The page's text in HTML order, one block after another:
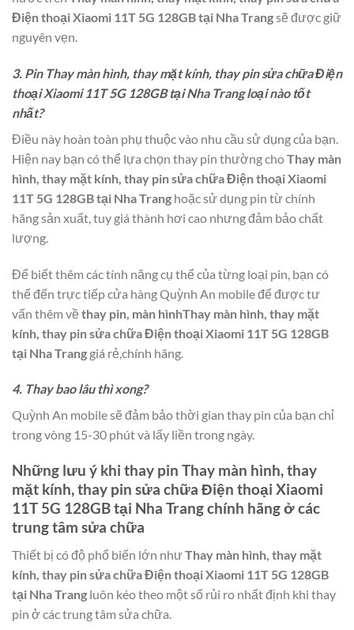
Điện thoại Xiaomi 11T 5G 128GB tại Nha Trangsẽ được giữ
nguyên vẹn.
3. Pin Thay màn hình, thay mặt kính, thay pin sửa chữa Điện
thoại Xiaomi 11T 5G 128GB tại Nha Trang loại nào tốt
nhất?
Điều này hoàn toàn phụ thuộc vào nhu cầu sử dụng của bạn.
Hiện nay bạn có thể lựa chọn thay pin thường choThay màn
hình, thay mặt kính, thay pin sửa chữa Điện thoại Xiaomi
11T 5G 128GB tại Nha Trang hoặc sử dụng pin từ chính
hãng sản xuất, tuy giá thành hơi cao nhưng đảm bảo chất
lượng.
Để biết thêm các tính năng cụ thể của từng loại pin, bạn có
thể đến trực tiếp cửa hàng Quỳnh An mobile để được tư
vấn thêm về thay pin, màn hìnhThay màn hình, thay mặt
kính, thay pin sửa chữa Điện thoại Xiaomi 11T 5G 128GB
tại Nha Trang giá rẻ,chính hãng.
4. Thay bao lâu thì xong?
Quỳnh An mobile sẽ đảm bảo thời gian thay pin của bạn chỉ
trong vòng 15-30 phút và lấy liền trong ngày.
Những lưu ý khi thay pin Thay màn hình, thay
mặt kính, thay pin sửa chữa Điện thoại Xiaomi
11T 5G 128GB tại Nha Trangchính hãng ở các
trung tâm sửa chữa
Thiết bị có độ phổ biến lớn nhưThay màn hình, thay mặt
kính, thay pin sửa chữa Điện thoại Xiaomi 11T 5G 128GB
tại Nha Trang luôn kéo theo một số rủi ro nhất định khi thay
pin ở các trung tâm sửa chữa.